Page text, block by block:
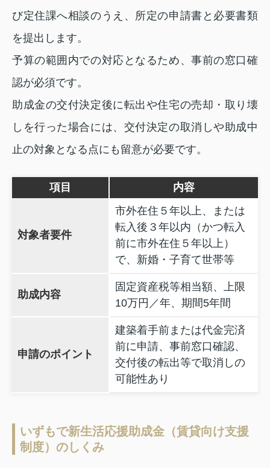
び定住課へ相談のうえ、所定の申請書と必要書類
を提出します。
予算の範囲内での対応となるため、事前の窓口確
認が必須です。
助成金の交付決定後に転出や住宅の売却・取り壊
しを行った場合には、交付決定の取消しや助成中
止の対象となる点にも留意が必要です。
項目 内容
対象者要件
市外在住５年以上、または
転入後３年以内（かつ転入
前に市外在住５年以上）
で、新婚・子育て世帯等
助成内容
固定資産税等相当額、上限
10万円／年、期間5年間
申請のポイント
建築着手前または代金完済
前に申請、事前窓口確認、
交付後の転出等で取消しの
可能性あり
いずもで新生活応援助成金（賃貸向け支援
制度）のしくみ